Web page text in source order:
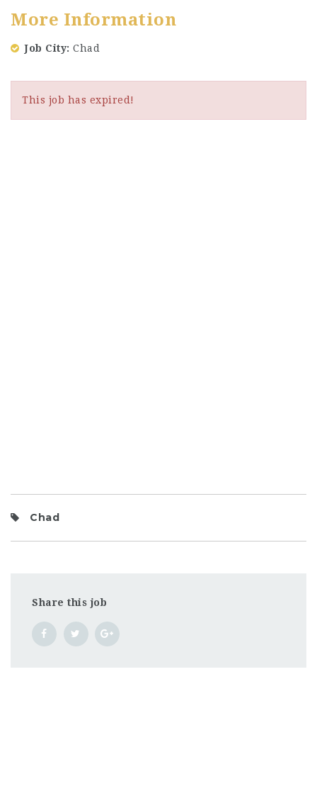
More Information
Job City Chad
This job has expired!
Chad
Share this job